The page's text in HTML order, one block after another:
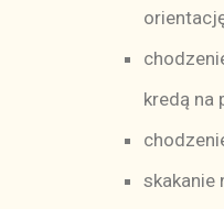
kredą na
skakanie